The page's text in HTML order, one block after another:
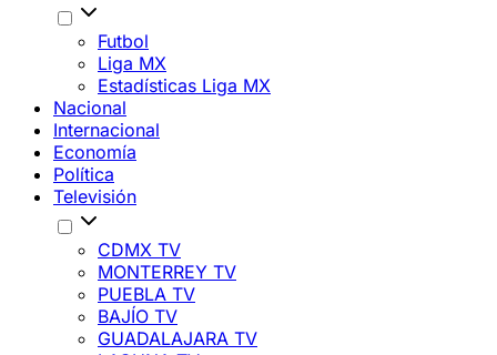
Futbol
Liga MX
Estadísticas Liga MX
Nacional
Internacional
Economía
Política
Televisión
CDMX TV
MONTERREY TV
PUEBLA TV
BAJÍO TV
GUADALAJARA TV